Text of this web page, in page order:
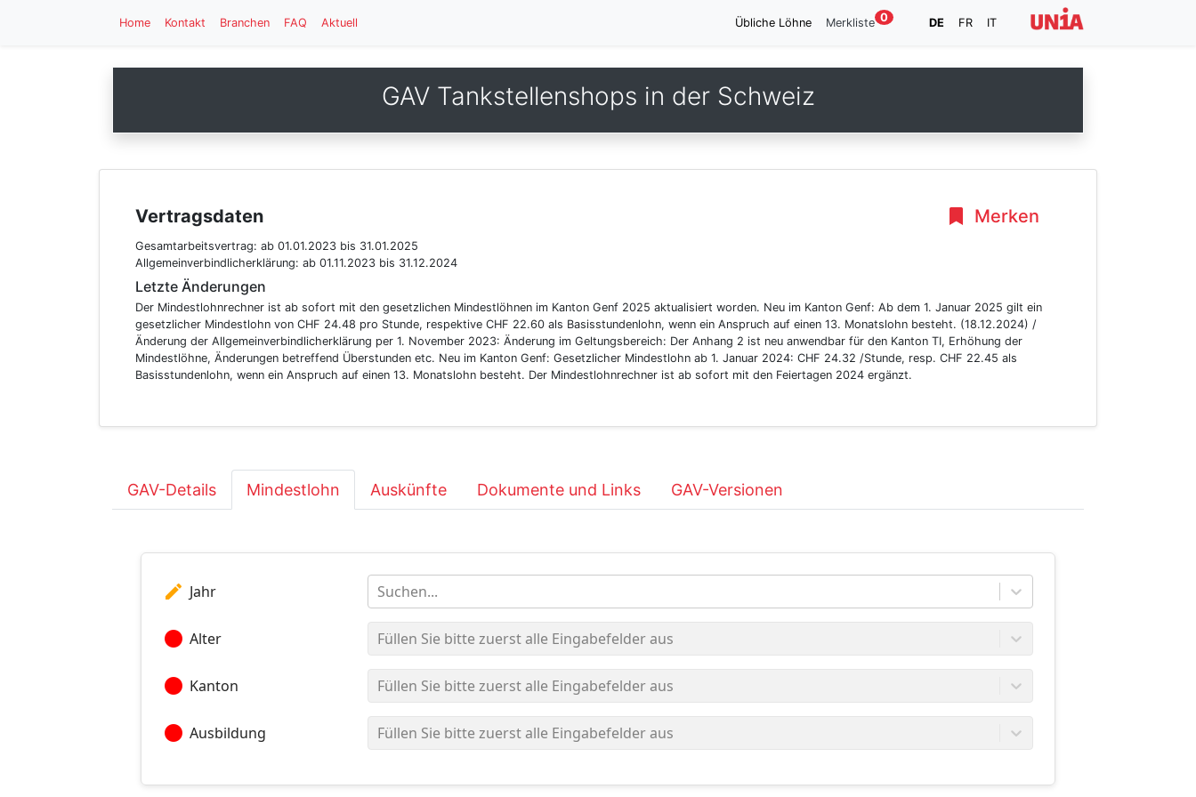
Home Kontakt Branchen FAQ Aktuell Übliche Löhne Merkliste 0 DE FR IT
GAV Tankstellenshops in der Schweiz
Merken
Vertragsdaten
Gesamtarbeitsvertrag: ab 01.01.2023 bis 31.01.2025
Allgemeinverbindlicherklärung: ab 01.11.2023 bis 31.12.2024
Letzte Änderungen
Der Mindestlohnrechner ist ab sofort mit den gesetzlichen Mindestlöhnen im Kanton Genf 2025 aktualisiert worden. Neu im Kanton Genf: Ab dem 1. Januar 2025 gilt ein
gesetzlicher Mindestlohn von CHF 24.48 pro Stunde, respektive CHF 22.60 als Basisstundenlohn, wenn ein Anspruch auf einen 13. Monatslohn besteht. (18.12.2024) /
Änderung der Allgemeinverbindlicherklärung per 1. November 2023: Änderung im Geltungsbereich: Der Anhang 2 ist neu anwendbar für den Kanton TI, Erhöhung der
Mindestlöhne, Änderungen betreffend Überstunden etc. Neu im Kanton Genf: Gesetzlicher Mindestlohn ab 1. Januar 2024: CHF 24.32 /Stunde, resp. CHF 22.45 als
Basisstundenlohn, wenn ein Anspruch auf einen 13. Monatslohn besteht. Der Mindestlohnrechner ist ab sofort mit den Feiertagen 2024 ergänzt.
GAV-Details Mindestlohn Auskünfte Dokumente und Links GAV-Versionen
edit Jahr Suchen...
circle Alter Füllen Sie bitte zuerst alle Eingabefelder aus
circle Kanton Füllen Sie bitte zuerst alle Eingabefelder aus
circle Ausbildung Füllen Sie bitte zuerst alle Eingabefelder aus